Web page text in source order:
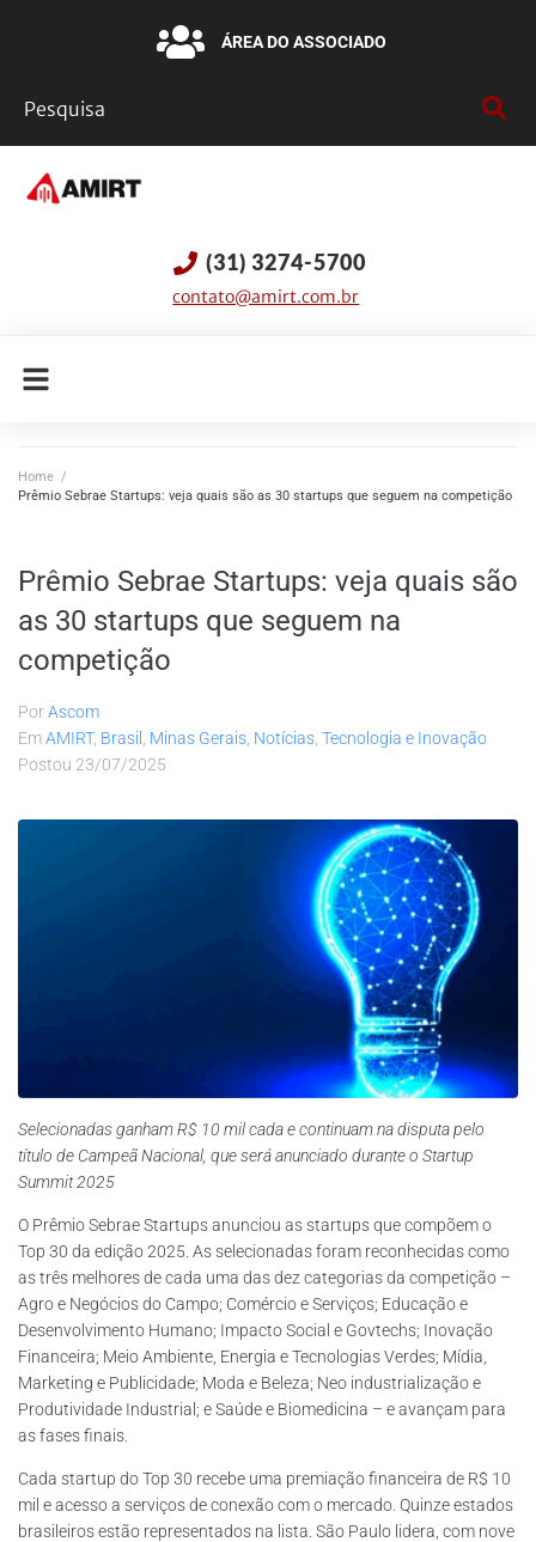
ÁREA DO ASSOCIADO
(31) 3274-5700
contato@amirt.com.br
Home /
Prêmio Sebrae Startups: veja quais são as 30 startups que seguem na competição
Prêmio Sebrae Startups: veja quais são
as 30 startups que seguem na
competição
PorAscom
EmAMIRT, Brasil Minas Gerais Notícias Tecnologia e Inovação
Postou 23/07/2025
Selecionadas ganham R$ 10 mil cada e continuam na disputa pelo
título de Campeã Nacional, que será anunciado durante o Startup
Summit 2025
O Prêmio Sebrae Startups anunciou as startups que compõem o
Top 30 da edição 2025. As selecionadas foram reconhecidas como
as três melhores de cada uma das dez categorias da competição –
Agro e Negócios do Campo; Comércio e Serviços; Educação e
Desenvolvimento Humano; Impacto Social e Govtechs; Inovação
Financeira; Meio Ambiente, Energia e Tecnologias Verdes; Mídia,
Marketing e Publicidade; Moda e Beleza; Neo industrialização e
Produtividade Industrial; e Saúde e Biomedicina – e avançam para
as fases finais.
Cada startup do Top 30 recebe uma premiação financeira de R$ 10
mil e acesso a serviços de conexão com o mercado. Quinze estados
brasileiros estão representados na lista. São Paulo lidera, com nove